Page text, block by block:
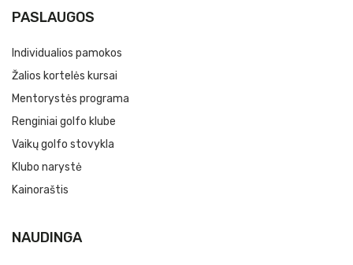
PASLAUGOS
Individualios pamokos
Žalios kortelės kursai
Mentorystės programa
Renginiai golfo klube
Vaikų golfo stovykla
Klubo narystė
Kainoraštis
NAUDINGA